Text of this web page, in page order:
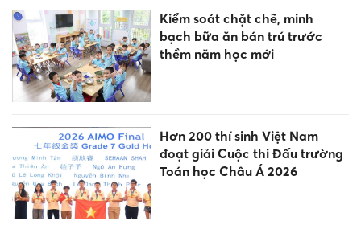
Kiểm soát chặt chẽ, minh
bạch bữa ăn bán trú trước
thềm năm học mới
Hơn 200 thí sinh Việt Nam
đoạt giải Cuộc thi Đấu trường
Toán học Châu Á 2026